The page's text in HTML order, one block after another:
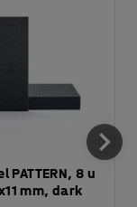
8 u
mm, dark